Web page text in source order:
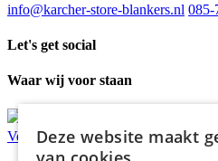
info@karcher-store-blankers.nl 085-
Let's get social
Waar wij voor staan
Ophalen
Verzondenbinnen 48 uur*
Deze website maakt